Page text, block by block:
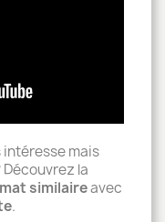
intéresse mais
Découvrez la
similaireavec
.